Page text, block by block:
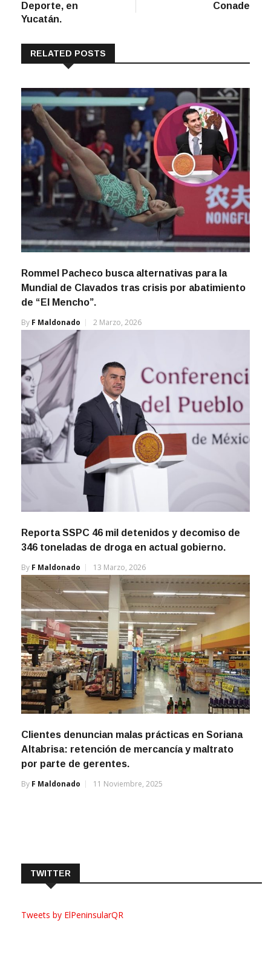
Deporte, en
Yucatán.
Conade
RELATED POSTS
Rommel Pacheco busca alternativas para la
Mundial de Clavados tras crisis por abatimiento
de “El Mencho”.
By F Maldonado 2 Marzo, 2026
Reporta SSPC 46 mil detenidos y decomiso de
346 toneladas de droga en actual gobierno.
By F Maldonado 13 Marzo, 2026
Clientes denuncian malas prácticas en Soriana
Altabrisa: retención de mercancía y maltrato
por parte de gerentes.
By F Maldonado 11 Noviembre, 2025
TWITTER
Tweets by ElPeninsularQR